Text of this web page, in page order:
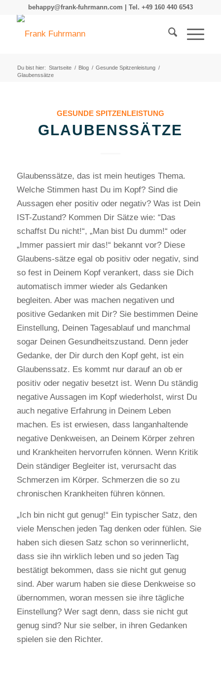
behappy@frank-fuhrmann.com | Tel. +49 160 440 6543
Du bist hier: Startseite / Blog / Gesunde Spitzenleistung /
Glaubenssätze
GESUNDE SPITZENLEISTUNG
GLAUBENSSÄTZE
Glaubenssätze, das ist mein heutiges Thema.
Welche Stimmen hast Du im Kopf? Sind die
Aussagen eher positiv oder negativ? Was ist Dein
IST-Zustand? Kommen Dir Sätze wie: “Das
schaffst Du nicht!“, „Man bist Du dumm!“ oder
„Immer passiert mir das!“ bekannt vor? Diese
Glaubens-sätze egal ob positiv oder negativ, sind
so fest in Deinem Kopf verankert, dass sie Dich
automatisch immer wieder als Gedanken
begleiten. Aber was machen negativen und
positive Gedanken mit Dir? Sie bestimmen Deine
Einstellung, Deinen Tagesablauf und manchmal
sogar Deinen Gesundheitszustand. Denn jeder
Gedanke, der Dir durch den Kopf geht, ist ein
Glaubenssatz. Es kommt nur darauf an ob er
positiv oder negativ besetzt ist. Wenn Du ständig
negative Aussagen im Kopf wiederholst, wirst Du
auch negative Erfahrung in Deinem Leben
machen. Es ist erwiesen, dass langanhaltende
negative Denkweisen, an Deinem Körper zehren
und Krankheiten hervorrufen können. Wenn Kritik
Dein ständiger Begleiter ist, verursacht das
Schmerzen im Körper. Schmerzen die so zu
chronischen Krankheiten führen können.
„Ich bin nicht gut genug!“ Ein typischer Satz, den
viele Menschen jeden Tag denken oder fühlen. Sie
haben sich diesen Satz schon so verinnerlicht,
dass sie ihn wirklich leben und so jeden Tag
bestätigt bekommen, dass sie nicht gut genug
sind. Aber warum haben sie diese Denkweise so
übernommen, woran messen sie ihre tägliche
Einstellung? Wer sagt denn, dass sie nicht gut
genug sind? Nur sie selber, in ihren Gedanken
spielen sie den Richter.